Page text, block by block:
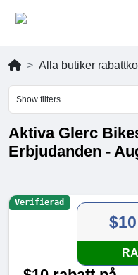
Alla butiker
Show filters
Aktiva Glerc
Erbjudanden -
Verifierad